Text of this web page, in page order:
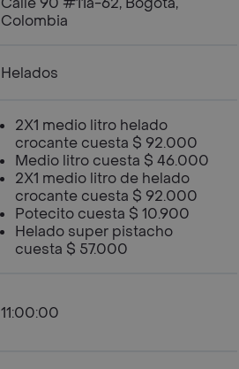
Colombia
Helados
2X1 medio litro helado
crocante cuesta $ 92.000
Medio litro cuesta $ 46.000
2X1 medio litro de helado
crocante cuesta $ 92.000
Potecito cuesta $ 10.900
Helado super pistacho
cuesta $ 57.000
11:00:00